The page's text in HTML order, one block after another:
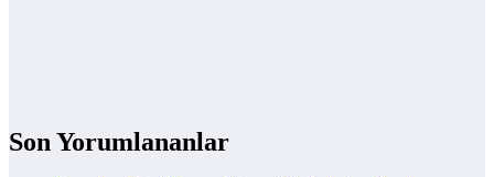
Son Yorumlananlar